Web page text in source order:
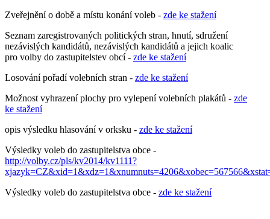
Zveřejnění o době a místu konání voleb - zde ke stažení
Seznam zaregistrovaných politických stran, hnutí, sdružení
nezávislých kandidátů, nezávislých kandidátů a jejich koalic
pro volby do zastupitelstev obcí - zde ke stažení
Losování pořadí volebních stran - zde ke stažení
Možnost vyhrazení plochy pro vylepení volebních plakátů - zde
ke stažení
opis výsledku hlasování v orksku - zde ke stažení
Výsledky voleb do zastupitelstva obce -
http://volby.cz/pls/kv2014/kv1111?
Výsledky voleb do zastupitelstva obce - zde ke stažení